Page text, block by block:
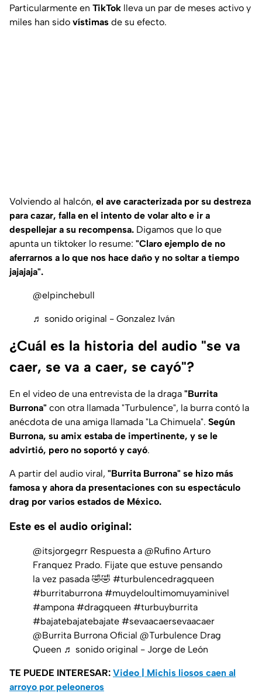
Particularmente en TikTok lleva un par de meses activo y
miles han sido vístimas de su efecto.
Volviendo al halcón, el ave caracterizada por su destreza
para cazar, falla en el intento de volar alto e ir a
despellejar a su recompensa. Digamos que lo que
apunta un tiktoker lo resume: "Claro ejemplo de no
aferrarnos a lo que nos hace daño y no soltar a tiempo
jajajaja".
@elpinchebull
♬ sonido original - Gonzalez Iván
¿Cuál es la historia del audio "se va
caer, se va a caer, se cayó"?
En el video de una entrevista de la draga "Burrita
Burrona" con otra llamada "Turbulence", la burra contó la
anécdota de una amiga llamada "La Chimuela". Según
Burrona, su amix estaba de impertinente, y se le
advirtió, pero no soportó y cayó.
A partir del audio viral, "Burrita Burrona" se hizo más
famosa y ahora da presentaciones con su espectáculo
drag por varios estados de México.
Este es el audio original:
@itsjorgegrr Respuesta a @Rufino Arturo
Franquez Prado. Fijate que estuve pensando
la vez pasada 🤣🤣 #turbulencedragqueen
#burritaburrona #muydeloultimomuyaminivel
#ampona #dragqueen #turbuyburrita
#bajatebajatebajate #sevaacaersevaacaer
@Burrita Burrona Oficial @Turbulence Drag
Queen ♬ sonido original - Jorge de León
TE PUEDE INTERESAR: Video | Michis liosos caen al
arroyo por peleoneros